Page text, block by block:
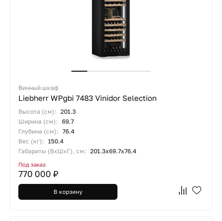
Винный шкаф
Liebherr WPgbi 7483 Vinidor Selection
Высота (см): 201.3
Ширина (см): 69.7
Глубина (см): 76.4
Вес (кг): 150.4
Габариты (ВхШхГ), см: 201.3х69.7х76.4
Под заказ
770 000 ₽
В корзину